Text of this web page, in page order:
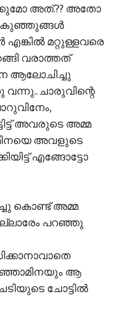
അത്.?? അതോ
കുഞ്ഞുങ്ങൾ
എങ്കിൽ മറ്റുള്ളവരെ
വരാത്തത്
ആലോചിച്ചു
ചാരുവിന്റെ
അവരുടെ അമ്മ
അവളുടെ
എങ്ങോട്ടോ
കൊണ്ട് അമ്മ
പറഞ്ഞു
ആ
ചോട്ടിൽ